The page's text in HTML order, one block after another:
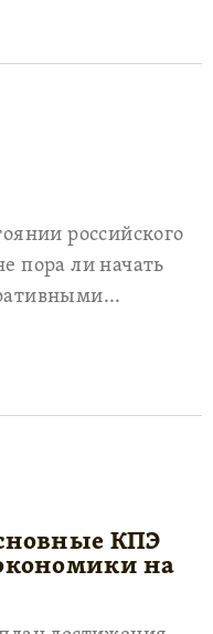
российского
пора ли начать
КПЭ
на